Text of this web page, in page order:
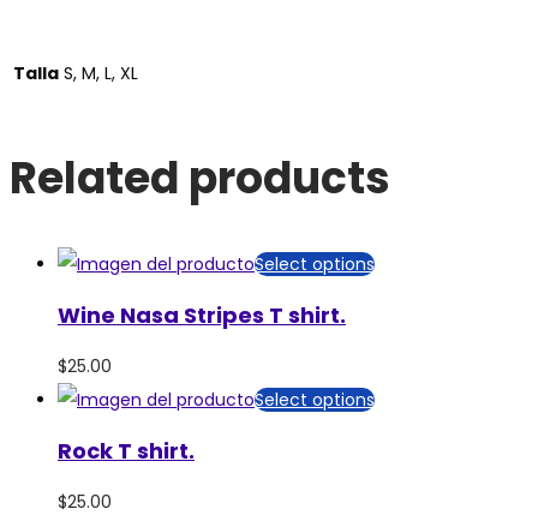
Talla S, M, L, XL
Related products
Select options
Wine Nasa Stripes T shirt.
$25.00
Select options
Rock T shirt.
$25.00